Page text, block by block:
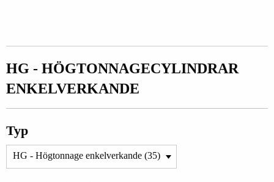
HG - HÖGTONNAGECYLINDRAR
ENKELVERKANDE
Typ